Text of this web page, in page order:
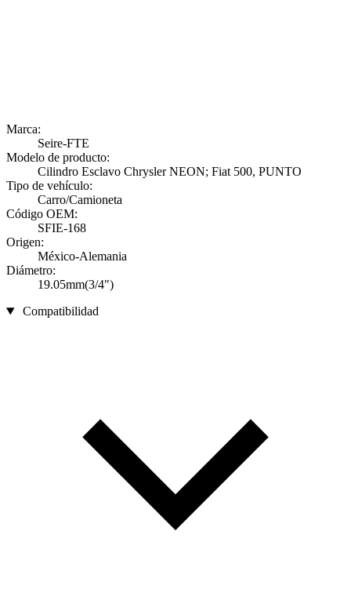
Marca:
Seire-FTE
Modelo de producto:
Cilindro Esclavo Chrysler NEON; Fiat 500, PUNTO
Tipo de vehículo:
Carro/Camioneta
Código OEM:
SFIE-168
Origen:
México-Alemania
Diámetro:
19.05mm(3/4")
Compatibilidad